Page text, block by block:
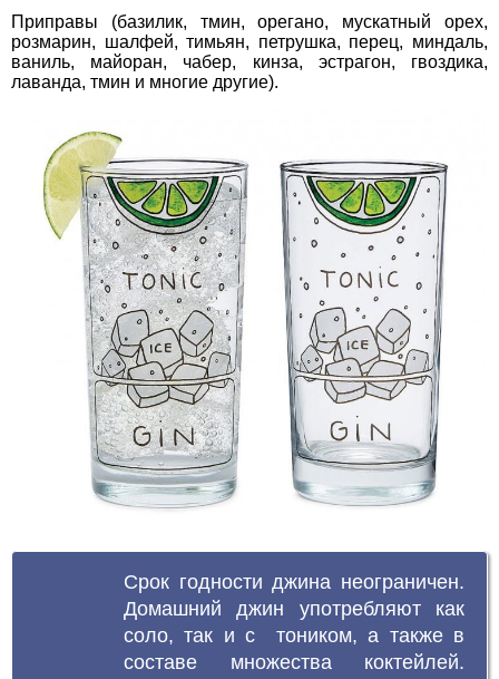
Приправы (базилик, тмин, орегано, мускатный орех,
розмарин, шалфей, тимьян, петрушка, перец, миндаль,
ваниль, майоран, чабер, кинза, эстрагон, гвоздика,
лаванда, тмин и многие другие).
Срок годности джина неограничен.
Домашний джин употребляют как
соло, так и с тоником, а также в
составе множества коктейлей.